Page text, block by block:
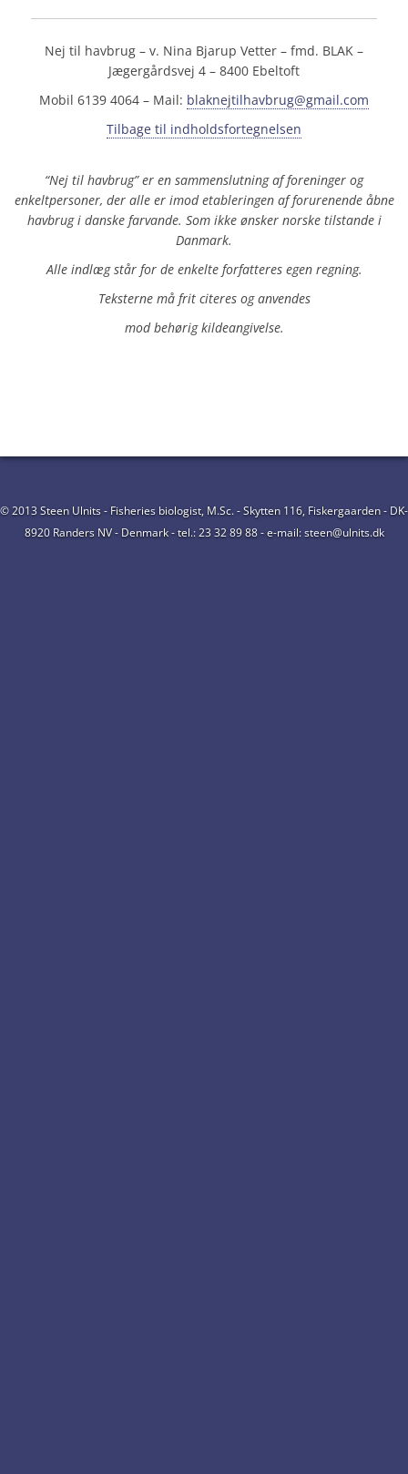
Nej til havbrug – v. Nina Bjarup Vetter – fmd. BLAK –
Jægergårdsvej 4 – 8400 Ebeltoft
Mobil 6139 4064 – Mail: blaknejtilhavbrug@gmail.com
Tilbage til indholdsfortegnelsen
“Nej til havbrug” er en sammenslutning af foreninger og
enkeltpersoner, der alle er imod etableringen af forurenende åbne
havbrug i danske farvande. Som ikke ønsker norske tilstande i
Danmark.
Alle indlæg står for de enkelte forfatteres egen regning.
Teksterne må frit citeres og anvendes
mod behørig kildeangivelse.
© 2013 Steen Ulnits - Fisheries biologist, M.Sc. - Skytten 116, Fiskergaarden - DK-
8920 Randers NV - Denmark - tel.: 23 32 89 88 - e-mail: steen@ulnits.dk